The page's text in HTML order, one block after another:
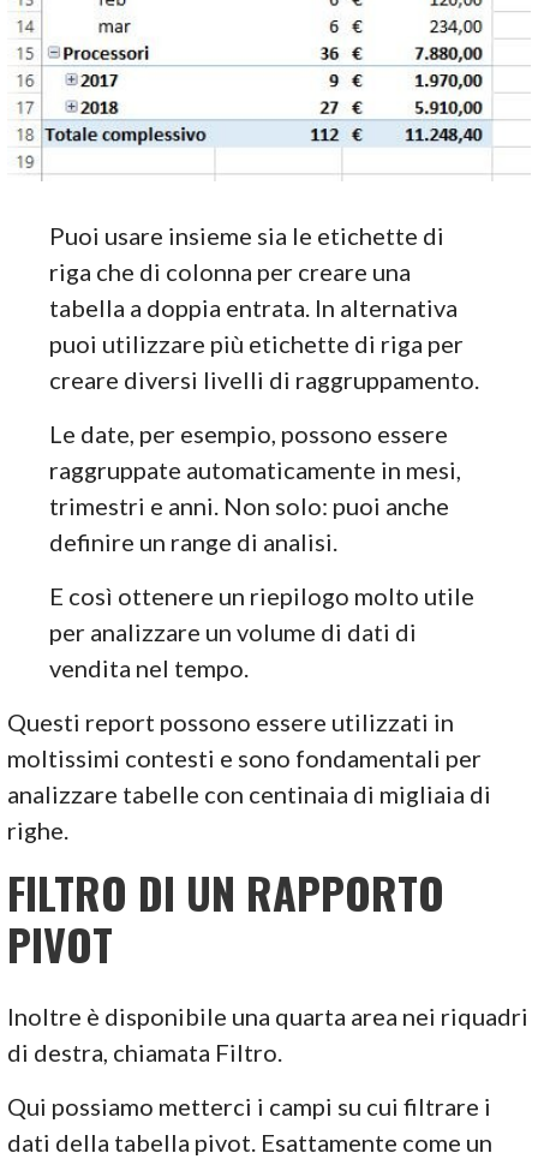
Puoi usare insieme sia le etichette di
riga che di colonna per creare una
tabella a doppia entrata. In alternativa
puoi utilizzare più etichette di riga per
creare diversi livelli di raggruppamento.
Le date, per esempio, possono essere
raggruppate automaticamente in mesi,
trimestri e anni. Non solo: puoi anche
definire un range di analisi.
E così ottenere un riepilogo molto utile
per analizzare un volume di dati di
vendita nel tempo.
Questi report possono essere utilizzati in
moltissimi contesti e sono fondamentali per
analizzare tabelle con centinaia di migliaia di
righe.
FILTRO DI UN RAPPORTO
PIVOT
Inoltre è disponibile una quarta area nei riquadri
di destra, chiamata Filtro.
Qui possiamo metterci i campi su cui filtrare i
dati della tabella pivot. Esattamente come un